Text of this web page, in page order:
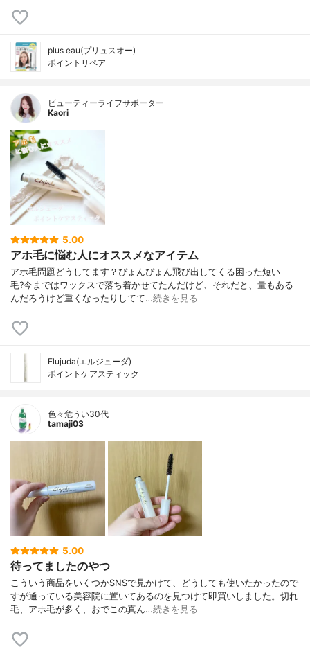
plus eau(プリュスオー)
ポイントリペア
ビューティーライフサポーター
Kaori
5.00
アホ毛に悩む人にオススメなアイテム
アホ毛問題どうしてます？ ぴょんぴょん飛び出してくる困った短い
毛? 今まではワックスで落ち着かせてたんだけど、それだと、量もある
んだろうけど重くなったりしてて…続きを見る
Elujuda(エルジューダ)
ポイントケアスティック
色々危うい30代
tamaji03
5.00
待ってましたのやつ
こういう商品をいくつかSNSで見かけて、どうしても使いたかったので
すが通っている美容院に置いてあるのを見つけて即買いしました。切れ
毛、アホ毛が多く、おでこの真ん…続きを見る